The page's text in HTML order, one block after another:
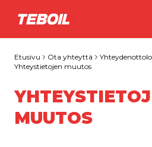
Siirry pääsisältöön
Etusivu Ota yhteyttä
Yhteystietojen muutos
MUUTOS